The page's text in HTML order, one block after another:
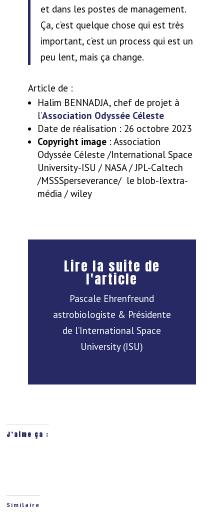
et dans les postes de management.
Ça, c’est quelque chose qui est très
important, c’est un process qui est un
peu lent, mais ça change.
Article de :
Halim BENNADJA, chef de projet à
l’Association Odyssée Céleste
Date de réalisation : 26 octobre 2023
Copyright image : Association
Odyssée Céleste /International Space
University-ISU / NASA / JPL-Caltech
/MSSSperseverance/ le blob-l’extra-
média / wiley
Lire la suite de
l'article
Pascale Ehrenfreund
astrobiologiste & Présidente
de l’International Space
University (ISU)
J’aime ça :
Similaire